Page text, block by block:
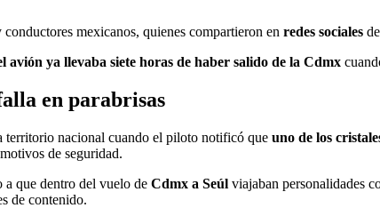
mexicanos, quienes compartieron en redes sociales
avión ya llevaba siete horas de haber salido de la Cdmx
en parabrisas
territorio nacional cuando el piloto notificó que uno de los
de seguridad.
a que dentro del vuelo de Cdmx a Seúl viajaban personalidades
de contenido.